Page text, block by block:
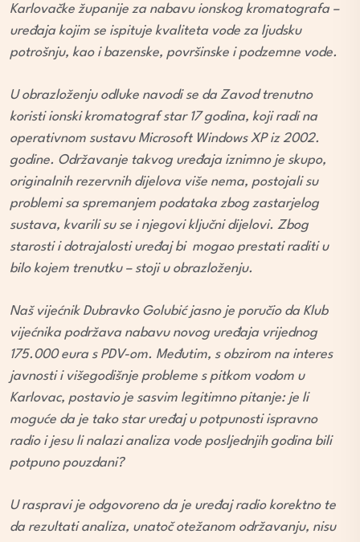
Karlovačke županije za nabavu ionskog kromatografa –
uređaja kojim se ispituje kvaliteta vode za ljudsku
potrošnju, kao i bazenske, površinske i podzemne vode.
U obrazloženju odluke navodi se da Zavod trenutno
koristi ionski kromatograf star 17 godina, koji radi na
operativnom sustavu Microsoft Windows XP iz 2002.
godine. Održavanje takvog uređaja iznimno je skupo,
originalnih rezervnih dijelova više nema, postojali su
problemi sa spremanjem podataka zbog zastarjelog
sustava, kvarili su se i njegovi ključni dijelovi. Zbog
starosti i dotrajalosti uređaj bi mogao prestati raditi u
bilo kojem trenutku – stoji u obrazloženju.
Naš vijećnik Dubravko Golubić jasno je poručio da Klub
vijećnika podržava nabavu novog uređaja vrijednog
175.000 eura s PDV-om. Međutim, s obzirom na interes
javnosti i višegodišnje probleme s pitkom vodom u
Karlovac, postavio je sasvim legitimno pitanje: je li
moguće da je tako star uređaj u potpunosti ispravno
radio i jesu li nalazi analiza vode posljednjih godina bili
potpuno pouzdani?
U raspravi je odgovoreno da je uređaj radio korektno te
da rezultati analiza, unatoč otežanom održavanju, nisu